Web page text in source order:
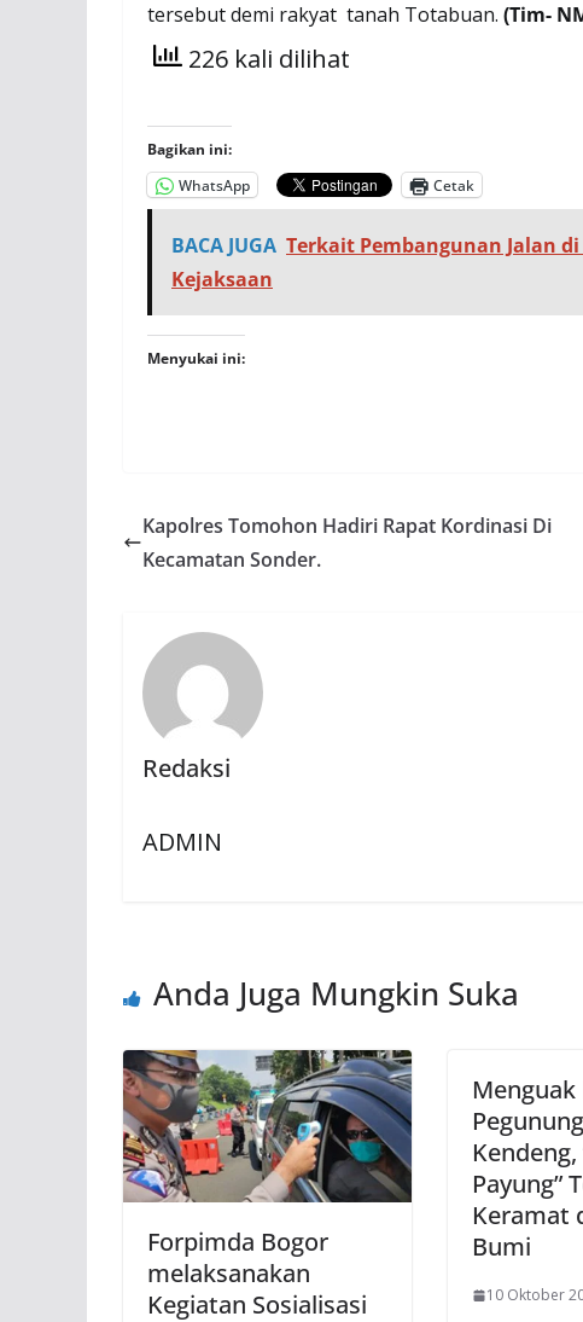
tersebut demi rakyat tanah Totabuan. (Tim-
226 kali dilihat
Bagikan ini:
WhatsApp
Cetak
BACA JUGA Terkait Pembangunan Jalan
Kejaksaan
Menyukai ini:
Kapolres Tomohon Hadiri Rapat Kordinasi Di
Kecamatan Sonder.
Redaksi
ADMIN
Anda Juga Mungkin Suka
Forpimda Bogor
melaksanakan
Kegiatan Sosialisasi
Kendeng,
Payung”
Keramat
Bumi
10 Oktober